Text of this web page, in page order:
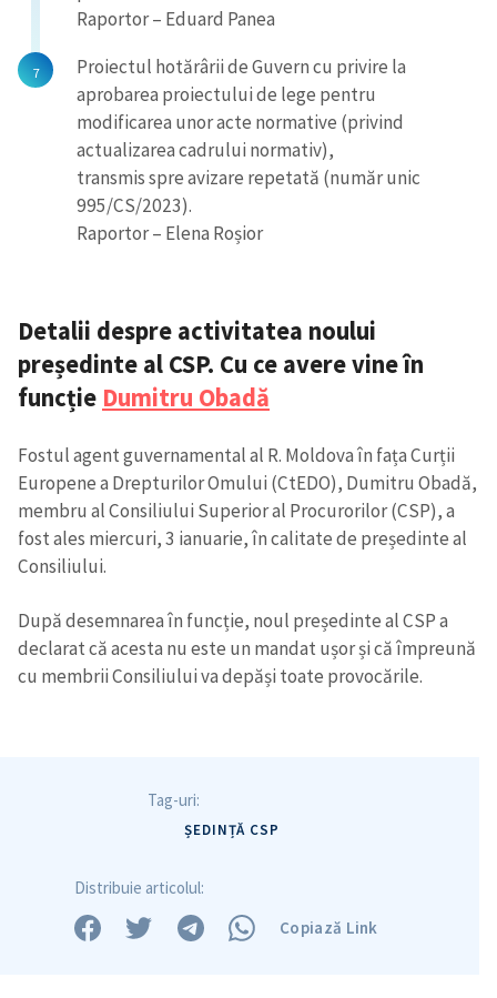
Raportor – Eduard Panea
Proiectul hotărârii de Guvern cu privire la
aprobarea proiectului de lege pentru
modificarea unor acte normative (privind
actualizarea cadrului normativ),
transmis spre avizare repetată (număr unic
995/CS/2023).
Raportor – Elena Roșior
Detalii despre activitatea noului
președinte al CSP. Cu ce avere vine în
funcție Dumitru Obadă
Fostul agent guvernamental al R. Moldova în fața Curții
Europene a Drepturilor Omului (CtEDO), Dumitru Obadă,
membru al Consiliului Superior al Procurorilor (CSP), a
fost ales miercuri, 3 ianuarie, în calitate de președinte al
Consiliului.
După desemnarea în funcție, noul președinte al CSP a
declarat că acesta nu este un mandat ușor și că împreună
cu membrii Consiliului va depăși toate provocările.
Tag-uri:
ȘEDINȚĂ CSP
Distribuie articolul:
Copiază Link
Titlu știre
+ Adaugă titlu